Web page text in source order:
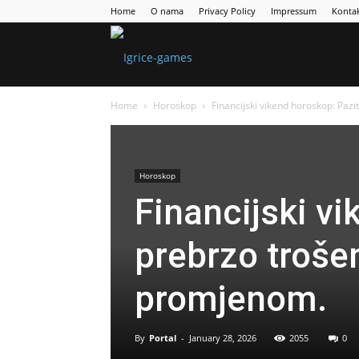
Home O nama Privacy Policy Impressum
Home Horoskop Financijski vikend horoskop:
Horoskop
Financijski
prebrzo
promjenom.
By Portal - January 28, 2026 2055 0